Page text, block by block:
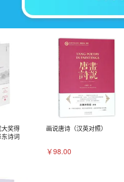
大奖得
诗词
画说唐诗（汉英对照）
￥98.00